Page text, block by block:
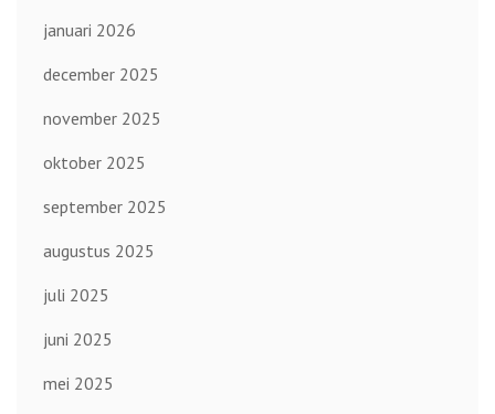
januari 2026
december 2025
november 2025
oktober 2025
september 2025
augustus 2025
juli 2025
juni 2025
mei 2025